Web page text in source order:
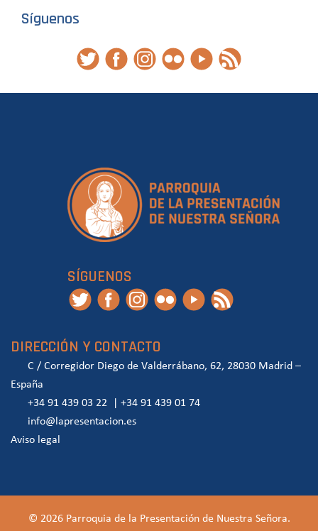
Síguenos
SÍGUENOS
DIRECCIÓN Y CONTACTO
C / Corregidor Diego de Valderrábano, 62, 28030 Madrid –
España
+34 91 439 03 22
+34 91 439 01 74
info@lapresentacion.es
Aviso legal
© 2026 Parroquia de la Presentación de Nuestra Señora.